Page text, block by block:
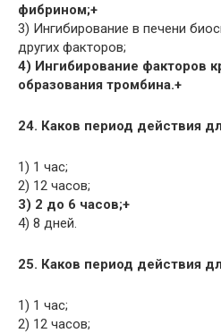
фибрином;+
3) Ингибирование в печени
других факторов;
4) Ингибирование факторов
образования тромбина.+
24. Каков период действия
1) 1 час;
2) 12 часов;
3) 2 до 6 часов;+
4) 8 дней.
25. Каков период действия
1) 1 час;
2) 12 часов;